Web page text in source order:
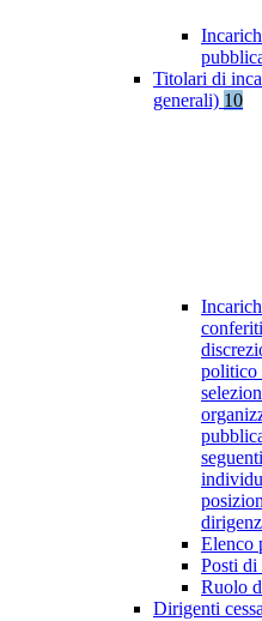
Titolari di
generali) 10
politico
Elenco
Posti
Ruolo
Dirigenti